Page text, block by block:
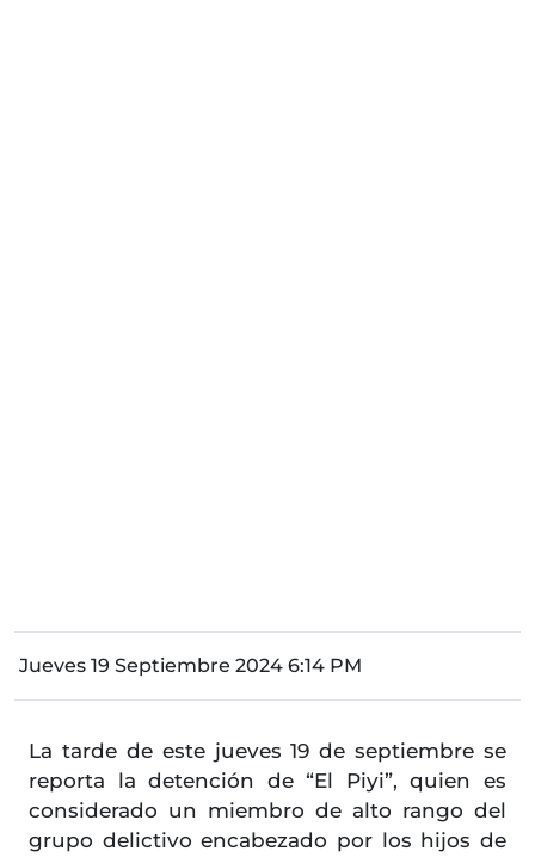
Jueves 19 Septiembre 2024 6:14 PM
La tarde de este jueves 19 de septiembre se
reporta la detención de “El Piyi”, quien es
considerado un miembro de alto rango del
grupo delictivo encabezado por los hijos de